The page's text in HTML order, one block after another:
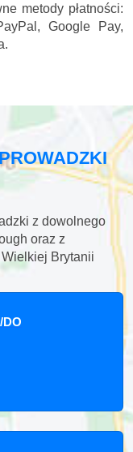
metody płatności:
Google Pay,
.
z dowolnego
oraz z
Brytanii
DO